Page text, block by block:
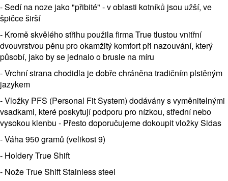
- Sedí na noze jako "přibité" - v oblasti kotníků jsou užší, ve
špičce širší
- Kromě skvělého střihu použila firma True tlustou vnitřní
dvouvrstvou pěnu pro okamžitý komfort při nazouvání, který
působí, jako by se jednalo o brusle na míru
- Vrchní strana chodidla je dobře chráněna tradičním plstěným
jazykem
- Vložky PFS (Personal Fit System) dodávány s vyměnitelnými
vsadkami, které poskytují podporu pro nízkou, střední nebo
vysokou klenbu - Přesto doporučujeme dokoupit vložky Sidas
- Váha 950 gramů (velikost 9)
- Holdery True Shift
- Nože True Shift Stainless steel